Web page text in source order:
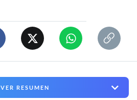
VER RESUMEN